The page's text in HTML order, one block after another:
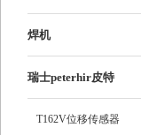
焊机
瑞士peterhir皮特
T162V位移传感器